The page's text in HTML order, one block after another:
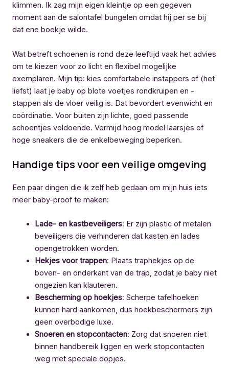
klimmen. Ik zag mijn eigen kleintje op een gegeven
moment aan de salontafel bungelen omdat hij per se bij
dat ene boekje wilde.
Wat betreft schoenen is rond deze leeftijd vaak het advies
om te kiezen voor zo licht en flexibel mogelijke
exemplaren. Mijn tip: kies comfortabele instappers of (het
liefst) laat je baby op blote voetjes rondkruipen en -
stappen als de vloer veilig is. Dat bevordert evenwicht en
coördinatie. Voor buiten zijn lichte, goed passende
schoentjes voldoende. Vermijd hoog model laarsjes of
hoge sneakers die de enkelbeweging beperken.
Handige tips voor een veilige omgeving
Een paar dingen die ik zelf heb gedaan om mijn huis iets
meer baby-proof te maken:
Lade- en kastbeveiligers: Er zijn plastic of metalen
beveiligers die verhinderen dat kasten en lades
opengetrokken worden.
Hekjes voor trappen: Plaats traphekjes op de
boven- en onderkant van de trap, zodat je baby niet
ongezien kan klauteren.
Bescherming op hoekjes: Scherpe tafelhoeken
kunnen hard aankomen, dus hoekbeschermers zijn
geen overbodige luxe.
Snoeren en stopcontacten: Zorg dat snoeren niet
binnen handbereik liggen en werk stopcontacten
weg met speciale dopjes.